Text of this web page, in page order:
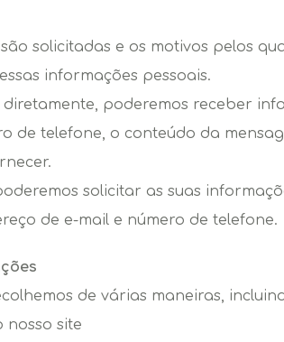
solicitadas e os motivos pelos
informações pessoais.
poderemos receber
de telefone, o conteúdo da
solicitar as suas
de e-mail e número de telefone.
de várias maneiras,
nosso site